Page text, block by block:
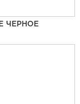
ЧЕРНОЕ